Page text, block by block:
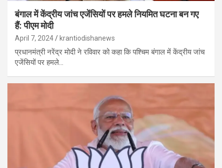
बंगाल में केंद्रीय जांच एजेंसियों पर हमले नियमित घटना बन गए
हैं: पीएम मोदी
April 7, 2024 krantiodishanews
प्रधानमंत्री नरेंद्र मोदी ने रविवार को कहा कि पश्चिम बंगाल में केंद्रीय जांच
एजेंसियों पर हमले…